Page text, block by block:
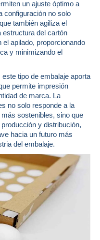
un ajuste óptimo a
configuración no solo
también agiliza el
estructura del cartón
apilado, proporcionando
y minimizando el
tipo de embalaje aporta
permite impresión
de marca. La
no solo responde a la
sostenibles, sino que
y distribución,
hacia un futuro más
del embalaje.